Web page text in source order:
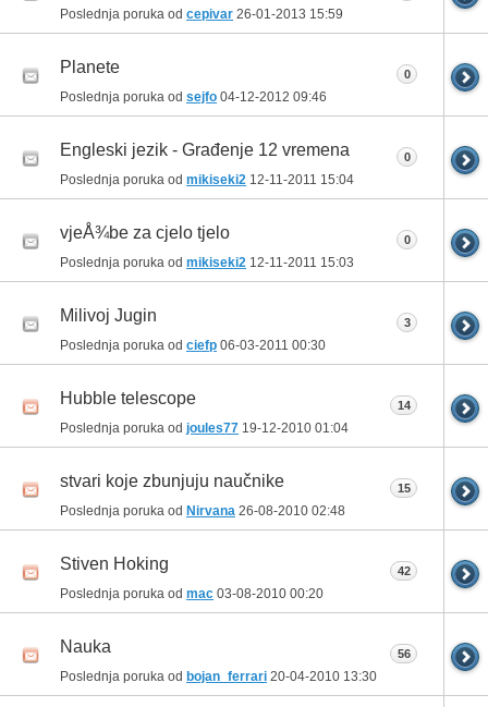
Poslednja poruka od cepivar 26-01-2013 15:59
Planete
Poslednja poruka od sejfo 04-12-2012 09:46
0
Engleski jezik - Građenje 12 vremena
Poslednja poruka od mikiseki2 12-11-2011 15:04
0
vjeÅ¾be za cjelo tjelo
Poslednja poruka od mikiseki2 12-11-2011 15:03
0
Milivoj Jugin
Poslednja poruka od ciefp 06-03-2011 00:30
3
Hubble telescope
Poslednja poruka od joules77 19-12-2010 01:04
14
stvari koje zbunjuju naučnike
Poslednja poruka od Nirvana 26-08-2010 02:48
15
Stiven Hoking
Poslednja poruka od mac 03-08-2010 00:20
42
Nauka
Poslednja poruka od bojan_ferrari 20-04-2010 13:30
56